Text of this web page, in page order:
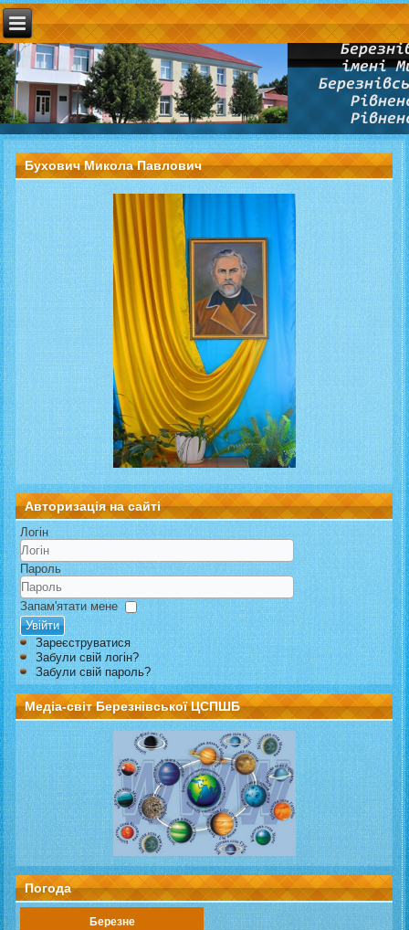
Бухович Микола Павлович
Авторизація на сайті
Логін
Пароль
Запам'ятати мене
Увійти
Зареєструватися
Забули свій логін?
Забули свій пароль?
Медіа-світ Березнівської ЦСПШБ
Погода
Березне